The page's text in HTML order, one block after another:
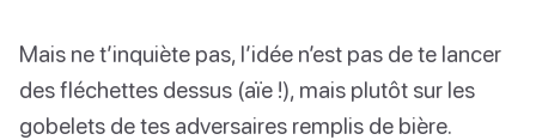
Mais ne t’inquiète pas, l’idée n’est pas de te lancer
des fléchettes dessus (aïe !), mais plutôt sur les
gobelets de tes adversaires remplis de bière.